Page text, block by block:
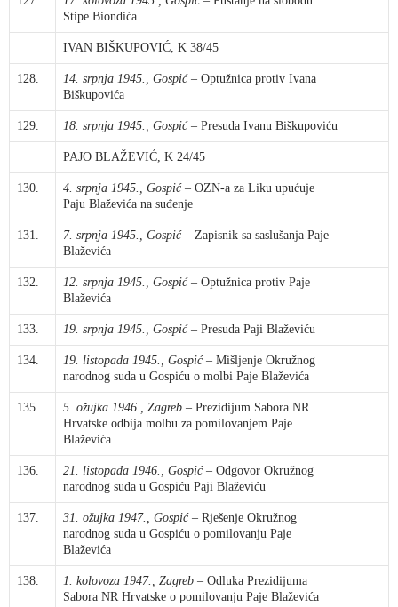
Stipe Biondića
IVAN BIŠKUPOVIĆ, K 38/45
128. 14. srpnja 1945., Gospić – Optužnica protiv Ivana
Biškupovića
129. 18. srpnja 1945., Gospić – Presuda Ivanu Biškupoviću
PAJO BLAŽEVIĆ, K 24/45
130. 4. srpnja 1945., Gospić – OZN-a za Liku upućuje
Paju Blaževića na suđenje
131. 7. srpnja 1945., Gospić – Zapisnik sa saslušanja Paje
Blaževića
132. 12. srpnja 1945., Gospić – Optužnica protiv Paje
Blaževića
133. 19. srpnja 1945., Gospić – Presuda Paji Blaževiću
134. 19. listopada 1945., Gospić – Mišljenje Okružnog
narodnog suda u Gospiću o molbi Paje Blaževića
135. 5. ožujka 1946., Zagreb – Prezidijum Sabora NR
Hrvatske odbija molbu za pomilovanjem Paje
Blaževića
136. 21. listopada 1946., Gospić – Odgovor Okružnog
narodnog suda u Gospiću Paji Blaževiću
137. 31. ožujka 1947., Gospić – Rješenje Okružnog
narodnog suda u Gospiću o pomilovanju Paje
Blaževića
138. 1. kolovoza 1947., Zagreb – Odluka Prezidijuma
Sabora NR Hrvatske o pomilovanju Paje Blaževića